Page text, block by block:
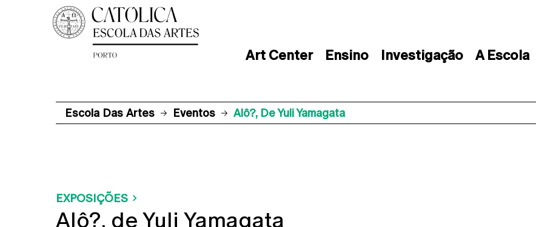
Art Center Ensino Investigação A Escola
Escola Das Artes Eventos Alô?, De Yuli Yamagata
EXPOSIÇÕES
Alô?, de Yuli Yamagata